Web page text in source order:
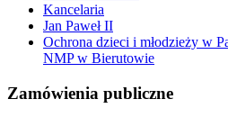
Kancelaria
Jan Paweł II
Ochrona dzieci i młodzieży w
NMP w Bierutowie
Zamówienia publiczne